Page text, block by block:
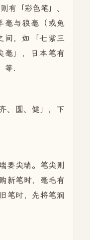
有「彩色笔」、
毫与狼毫（或兔
间，如「七紫三
毫」，日本笔有
等.
、圆、健」，下
要尖瑞。笔尖则
新笔时，毫毛有
笔时，先将笔润